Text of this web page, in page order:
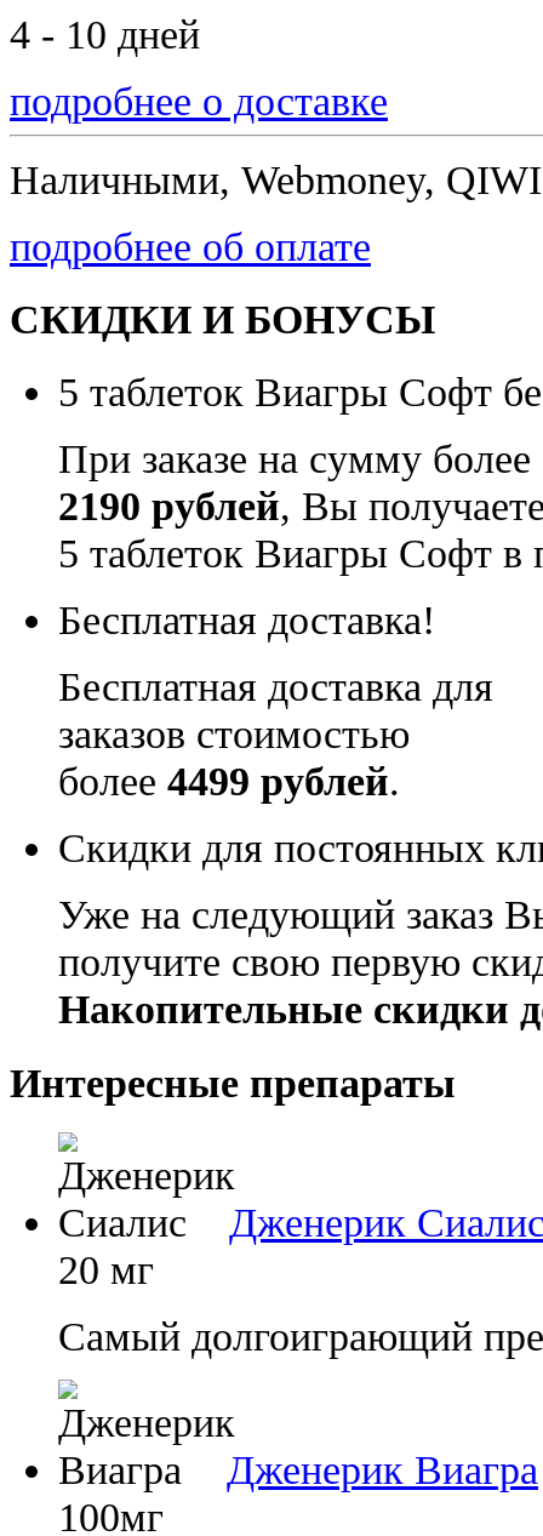
4 - 10 дней
подробнее о доставке
Наличными, Webmoney,
подробнее об оплате
СКИДКИ И БОНУСЫ
5 таблеток Виагры Софт
При заказе на сумму более
2190 рублей, Вы
5 таблеток Виагры Софт в
Бесплатная доставка!
Бесплатная доставка для
заказов стоимостью
более 4499 рублей.
Скидки для постоянных
Уже на следующий заказ
получите свою первую
Накопительные скидки
Интересные препараты
Дженерик
20 мг
Самый долгоиграющий
Дженерик Виагра
100мг